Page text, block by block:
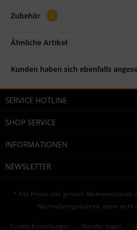
Zubehör 1
Ähnliche Artikel
Kunden haben sich ebenfalls
SERVICE HOTLINE
SHOP SERVICE
INFORMATIONEN
NEWSLETTER
* Alle Preise inkl. gesetzl. Mehrwertsteuer
Nachnahmegebühren, wenn nicht
Cookie-Einstellungen Händler-Login